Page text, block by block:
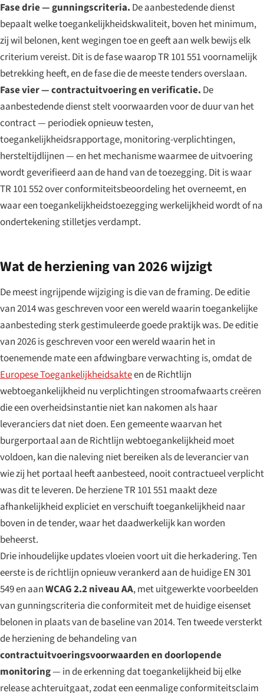
Fase drie — gunningscriteria. De aanbestedende dienst
bepaalt welke toegankelijkheidskwaliteit, boven het minimum,
zij wil belonen, kent wegingen toe en geeft aan welk bewijs elk
criterium vereist. Dit is de fase waarop TR 101 551 voornamelijk
betrekking heeft, en de fase die de meeste tenders overslaan.
Fase vier — contractuitvoering en verificatie. De
aanbestedende dienst stelt voorwaarden voor de duur van het
contract — periodiek opnieuw testen,
toegankelijkheidsrapportage, monitoring-verplichtingen,
hersteltijdlijnen — en het mechanisme waarmee de uitvoering
wordt geverifieerd aan de hand van de toezegging. Dit is waar
TR 101 552 over conformiteitsbeoordeling het overneemt, en
waar een toegankelijkheidstoezegging werkelijkheid wordt of na
ondertekening stilletjes verdampt.
Wat de herziening van 2026 wijzigt
De meest ingrijpende wijziging is die van de framing. De editie
van 2014 was geschreven voor een wereld waarin toegankelijke
aanbesteding sterk gestimuleerde goede praktijk was. De editie
van 2026 is geschreven voor een wereld waarin het in
toenemende mate een afdwingbare verwachting is, omdat de
Europese Toegankelijkheidsakteen de Richtlijn
webtoegankelijkheid nu verplichtingen stroomafwaarts creëren
die een overheidsinstantie niet kan nakomen als haar
leveranciers dat niet doen. Een gemeente waarvan het
burgerportaal aan de Richtlijn webtoegankelijkheid moet
voldoen, kan die naleving niet bereiken als de leverancier van
wie zij het portaal heeft aanbesteed, nooit contractueel verplicht
was dit te leveren. De herziene TR 101 551 maakt deze
afhankelijkheid expliciet en verschuift toegankelijkheid naar
boven in de tender, waar het daadwerkelijk kan worden
beheerst.
Drie inhoudelijke updates vloeien voort uit die herkadering. Ten
eerste is de richtlijn opnieuw verankerd aan de huidige EN 301
549 en aanWCAG 2.2 niveau AA, met uitgewerkte voorbeelden
van gunningscriteria die conformiteit met de huidige eisenset
belonen in plaats van de baseline van 2014. Ten tweede versterkt
de herziening de behandeling van
contractuitvoeringsvoorwaarden en doorlopende
monitoring— in de erkenning dat toegankelijkheid bij elke
release achteruitgaat, zodat een eenmalige conformiteitsclaim